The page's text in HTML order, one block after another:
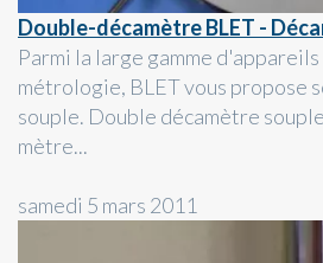
Double-décamètre BLET -
Parmi la large gamme
métrologie, BLET vous propose
souple. Double décamètre
mètre...
samedi 5 mars 2011